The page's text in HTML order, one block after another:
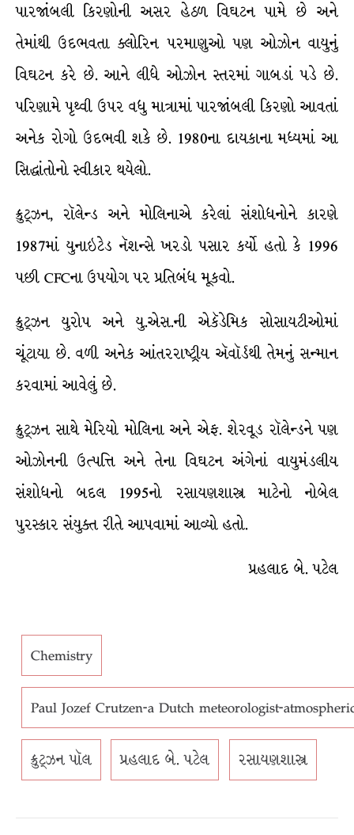
પારજાંબલી કિરણોની અસર હેઠળ વિઘટન પામે છે અને
તેમાંથી ઉદભવતા ક્લોરિન પરમાણુઓ પણ ઓઝોન વાયુનું
વિઘટન કરે છે. આને લીધે ઓઝોન સ્તરમાં ગાબડાં પડે છે.
પરિણામે પૃથ્વી ઉપર વધુ માત્રામાં પારજાંબલી કિરણો આવતાં
અનેક રોગો ઉદભવી શકે છે. 1980ના દાયકાના મધ્યમાં આ
સિદ્ધાંતોનો સ્વીકાર થયેલો.
ક્રુટ્ઝન, રૉલેન્ડ અને મોલિનાએ કરેલાં સંશોધનોને કારણે
1987માં યુનાઇટેડ નૅશન્સે ખરડો પસાર કર્યો હતો કે 1996
પછી CFCના ઉપયોગ પર પ્રતિબંધ મૂકવો.
ક્રુટ્ઝન યુરોપ અને યુ.એસ.ની એકૅડેમિક સોસાયટીઓમાં
ચૂંટાયા છે. વળી અનેક આંતરરાષ્ટ્રીય ઍવૉર્ડથી તેમનું સન્માન
કરવામાં આવેલું છે.
ક્રુટ્ઝન સાથે મેરિયો મોલિના અને એફ. શેરવૂડ રૉલેન્ડને પણ
ઓઝોનની ઉત્પત્તિ અને તેના વિઘટન અંગેનાં વાયુમંડલીય
સંશોધનો બદલ 1995નો રસાયણશાસ્ત્ર માટેનો નોબેલ
પુરસ્કાર સંયુક્ત રીતે આપવામાં આવ્યો હતો.
પ્રહલાદ બે. પટેલ
Chemistry
Paul Jozef Crutzen-a Dutch meteorologist-
ક્રુટ્ઝન પૉલ પ્રહલાદ બે. પટેલ રસાયણશાસ્ત્ર